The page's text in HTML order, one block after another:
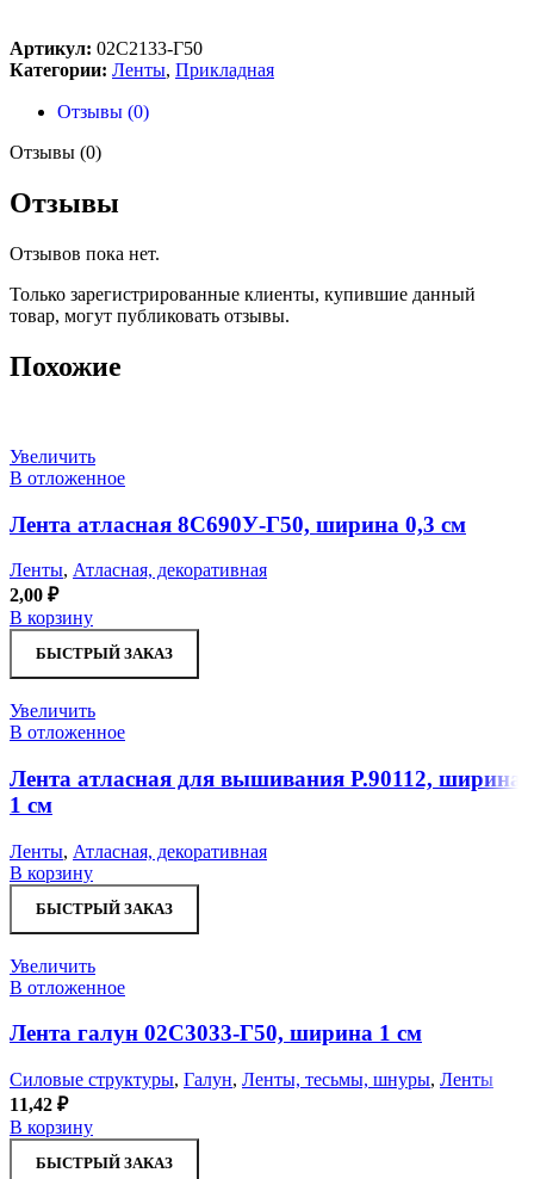
Артикул: 02С2133-Г50
Категории: Ленты, Прикладная
Отзывы (0)
Отзывы (0)
Отзывы
Отзывов пока нет.
Только зарегистрированные клиенты, купившие данный
товар, могут публиковать отзывы.
Похожие
Увеличить
В отложенное
Лента атласная 8С690У-Г50, ширина 0,3 см
Ленты, Атласная, декоративная
2,00 ₽
В корзину
БЫСТРЫЙ ЗАКАЗ
Увеличить
В отложенное
Лента атласная для вышивания Р.90112, ширина
1 см
Ленты, Атласная, декоративная
В корзину
БЫСТРЫЙ ЗАКАЗ
Увеличить
В отложенное
Лента галун 02С3033-Г50, ширина 1 см
Силовые структуры, Галун, Ленты, тесьмы, шнуры, Ленты
11,42 ₽
В корзину
БЫСТРЫЙ ЗАКАЗ